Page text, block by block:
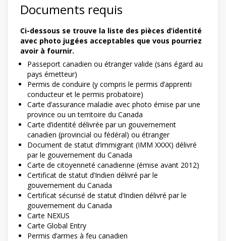
Documents requis
Ci-dessous se trouve la liste des pièces d’identité
avec photo jugées acceptables que vous pourriez
avoir à fournir.
Passeport canadien ou étranger valide (sans égard au
pays émetteur)
Permis de conduire (y compris le permis d’apprenti
conducteur et le permis probatoire)
Carte d’assurance maladie avec photo émise par une
province ou un territoire du Canada
Carte d’identité délivrée par un gouvernement
canadien (provincial ou fédéral) ou étranger
Document de statut d’immigrant (IMM XXXX) délivré
par le gouvernement du Canada
Carte de citoyenneté canadienne (émise avant 2012)
Certificat de statut d’Indien délivré par le
gouvernement du Canada
Certificat sécurisé de statut d’Indien délivré par le
gouvernement du Canada
Carte NEXUS
Carte Global Entry
Permis d’armes à feu canadien